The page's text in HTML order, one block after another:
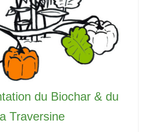
du Biochar & du
Traversine